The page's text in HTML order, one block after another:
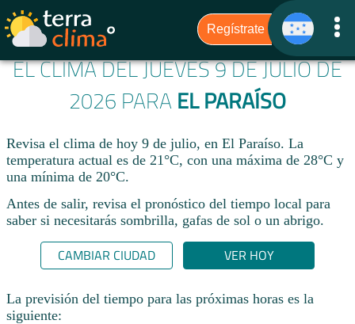
EL CLIMA DEL JUEVES 9 DE JULIO DE
2026 PARA EL PARAÍSO
Revisa el clima de hoy 9 de julio, en El Paraíso. La
temperatura actual es de 21°C, con una máxima de 28°C y
una mínima de 20°C.​
Antes de salir, revisa el pronóstico del tiempo local para
saber si necesitarás sombrilla, gafas de sol o un abrigo.
CAMBIAR CIUDAD VER HOY
La previsión del tiempo para las próximas horas es la
siguiente: